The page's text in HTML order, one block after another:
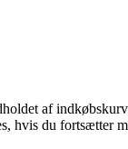
af
hvis du fortsætter